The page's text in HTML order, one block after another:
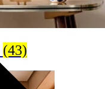
(43)